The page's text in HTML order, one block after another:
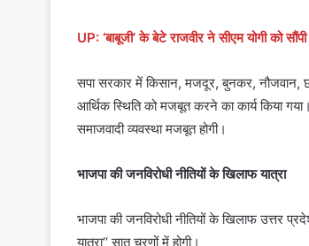
UP: ‘बाबूजी’ के बेटे राजवीर ने सीएम योगी को
सपा सरकार में किसान, मजदूर, बुनकर, नौजवान,
आर्थिक स्थिति को मजबूत करने का कार्य किया
समाजवादी व्यवस्था मजबूत होगी।
भाजपा की जनविरोधी नीतियों के खिलाफ यात्रा
भाजपा की जनविरोधी नीतियों के खिलाफ उत्तर
यात्रा‘‘ सात चरणों में होगी।